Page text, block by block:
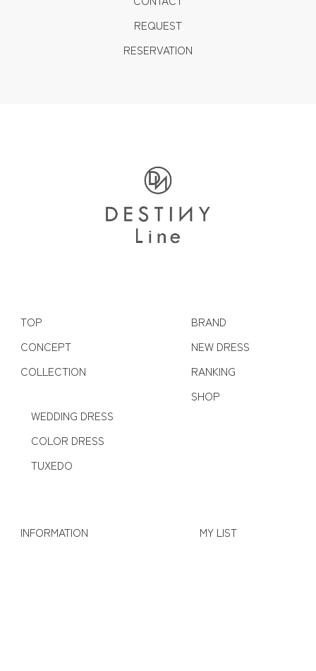
REQUEST
RESERVATION
TOP
CONCEPT
COLLECTION
WEDDING DRESS
COLOR DRESS
TUXEDO
BRAND
NEW DRESS
RANKING
SHOP
INFORMATION MY LIST